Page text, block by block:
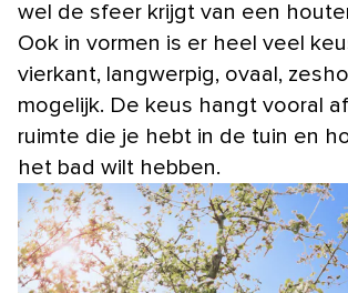
wel de sfeer krijgt van een
Ook in vormen is er heel veel
vierkant, langwerpig, ovaal,
mogelijk. De keus hangt vooral
ruimte die je hebt in de tuin en
het bad wilt hebben.